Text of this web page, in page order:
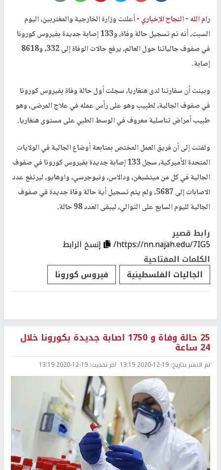
رام الله -النجاح الإخباري -أعلنت وزارة الخارجية والمغتربين، اليوم
السبت، أنه تم تسجيل حالة وفاة، و133 إصابة جديدة بفيروس كورونا
في صفوف جالياتنا حول العالم، يرفع حالات الوفاة إلى 332، و8618
إصابة.
وبينت أن سفارتنا لدى هنغاريا، سجلت أول حالة وفاة بفيروس كورونا
في صفوف الجالية، لطبيب وهو على رأس عمله في علاج المرضى، وهو
طبيب أمراض تناسلية معروف في الوسط الطبي على مستوى هنغاريا.
ولفتت إلى أن فريق العمل المختص بمتابعة أوضاع الجالية في الولايات
المتحدة الأميركية، سجل 133 إصابة جديدة بفيروس كورونا في صفوف
الجالية في كل من ميتشيغن، ودالاس، ونيوجرسي، واوهايو، ليرتفع عدد
الاصابات إلى 5687، ولم يتم تسجيل أية حالة وفاة جديدة في صفوف
الجالية لليوم السابع على التوالي، ليبقى العدد 98 حالة.
رابط قصير
https://nn.najah.edu/7IG5/
إنسخ الرابط
الكلمات المفتاحية
الجاليات الفلسطينية
فيروس كورونا
25 حالة وفاة و 1750 اصابة جديدة بكورونا خلال
24 ساعة
تم النشر بتاريخ: 2020-12-19 13:19 اخر تحديث: 2020-12-19 13:19